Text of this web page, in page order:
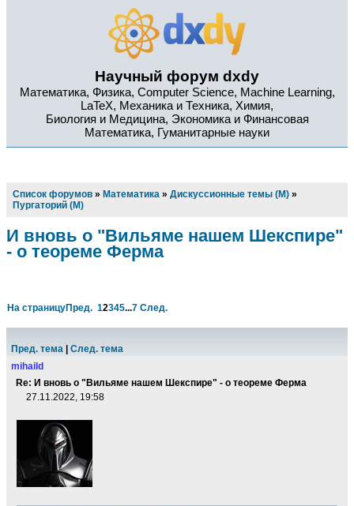
Научный форум dxdy
Математика, Физика, Computer Science, Machine Learning,
LaTeX, Механика и Техника, Химия,
Биология и Медицина, Экономика и Финансовая
Математика, Гуманитарные науки
Список форумов » Математика » Дискуссионные темы (М) »
Пургаторий (М)
И вновь о "Вильяме нашем Шекспире"
- о теореме Ферма
На страницуПред. 12345...7 След.
Пред. тема
След. тема
mihaild
Re: И вновь о "Вильяме нашем Шекспире" - о теореме Ферма
27.11.2022, 19:58